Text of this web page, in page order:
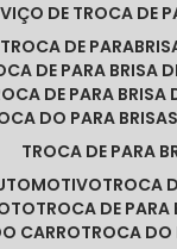
DE TROCA DE
TROCA DE
DE PARA BRISA
DE PARA
DO PARA BRISA
TROCA DE PARA
TROCA
TROCA DE
CARRO TROCA